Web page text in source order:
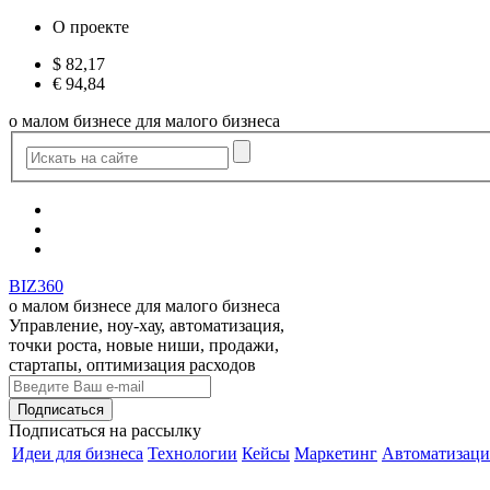
О проекте
$ 82,17
€ 94,84
о малом бизнесе для малого бизнеса
BIZ360
о малом бизнесе для малого бизнеса
Управление, ноу-хау, автоматизация,
точки роста, новые ниши, продажи,
стартапы, оптимизация расходов
Подписаться на рассылку
Идеи для бизнеса Технологии Кейсы Маркетинг